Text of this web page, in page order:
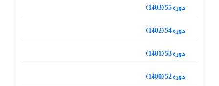
دوره 55 (1403)
دوره 54 (1402)
دوره 53 (1401)
دوره 52 (1400)